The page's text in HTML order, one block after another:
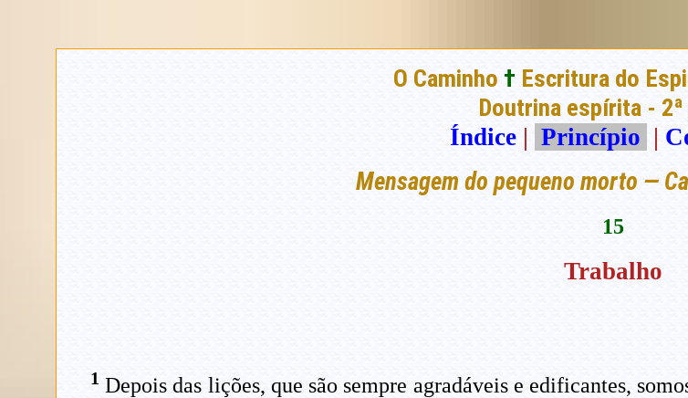
O Caminho † Escritura do
Doutrina espírita -
Índice | Princípio |
Mensagem do pequeno morto —
15
Trabalho
1 Depois das lições, que são sempre agradáveis e edificantes,